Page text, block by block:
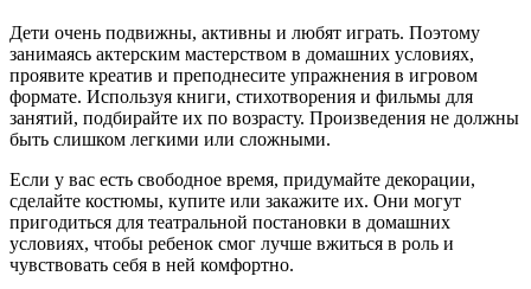
Дети очень подвижны, активны и любят играть. Поэтому
занимаясь актерским мастерством в домашних условиях,
проявите креатив и преподнесите упражнения в игровом
формате. Используя книги, стихотворения и фильмы для
занятий, подбирайте их по возрасту. Произведения не должны
быть слишком легкими или сложными.
Если у вас есть свободное время, придумайте декорации,
сделайте костюмы, купите или закажите их. Они могут
пригодиться для театральной постановки в домашних
условиях, чтобы ребенок смог лучше вжиться в роль и
чувствовать себя в ней комфортно.